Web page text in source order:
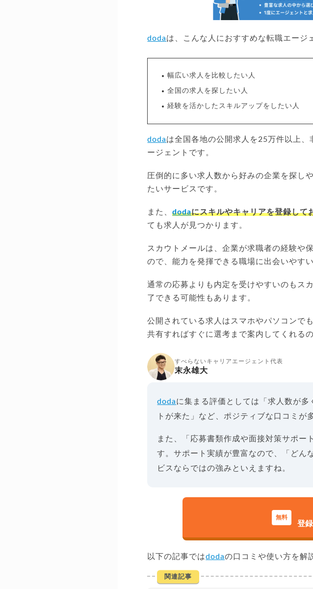
dodaは、こんな人におすすめな転職エージ
幅広い求人を比較したい人
全国の求人を探したい人
経験を活かしたスキルアップをしたい人
dodaは全国各地の公開求人を25万件以上
ージェントです。
圧倒的に多い求人数から好みの企業を探し
たいサービスです。
また、dodaにスキルやキャリアを登録して
ても求人が見つかります。
スカウトメールは、企業が求職者の経験や
ので、能力を発揮できる職場に出会いやす
通常の応募よりも内定を受けやすいのもス
了できる可能性もあります。
公開されている求人はスマホやパソコンで
共有すればすぐに選考まで案内してくれる
すべらないキャリアエージェント代表
末永雄大
dodaに集まる評価としては「求人数が
トが来た」など、ポジティブな口コミが
また、「応募書類作成や面接対策サポー
す。サポート実績が豊富なので、「どん
ビスならではの強みといえますね。
登
以下の記事ではdodaの口コミや使い方を解
関連記事